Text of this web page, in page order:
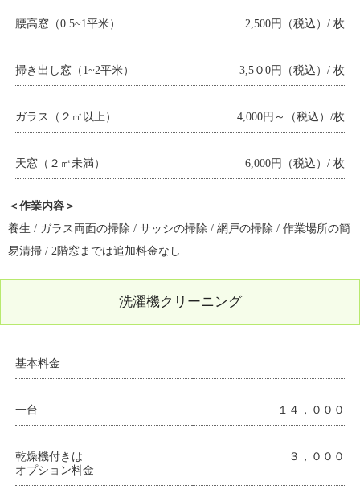
腰高窓（0.5~1平米） 2,500円（税込）/ 枚
掃き出し窓（1~2平米） 3,5０0円（税込）/ 枚
ガラス（２㎡以上） 4,000円～（税込）/枚
天窓（２㎡未満） 6,000円（税込）/ 枚
＜作業内容＞
養生 / ガラス両面の掃除 / サッシの掃除 / 網戸の掃除 / 作業場所の簡
易清掃 / 2階窓までは追加料金なし
洗濯機クリーニング
基本料金
一台 １４，０００
乾燥機付きは
オプション料金
３，０００